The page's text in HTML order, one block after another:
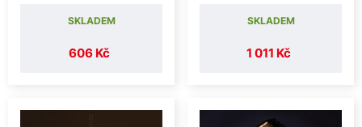
606 Kč
SKLADEM
1 011 Kč
SKLADEM